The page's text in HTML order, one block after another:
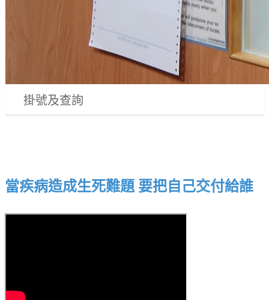
掛號及查詢
當疾病造成生死難題 要把自己交付給誰